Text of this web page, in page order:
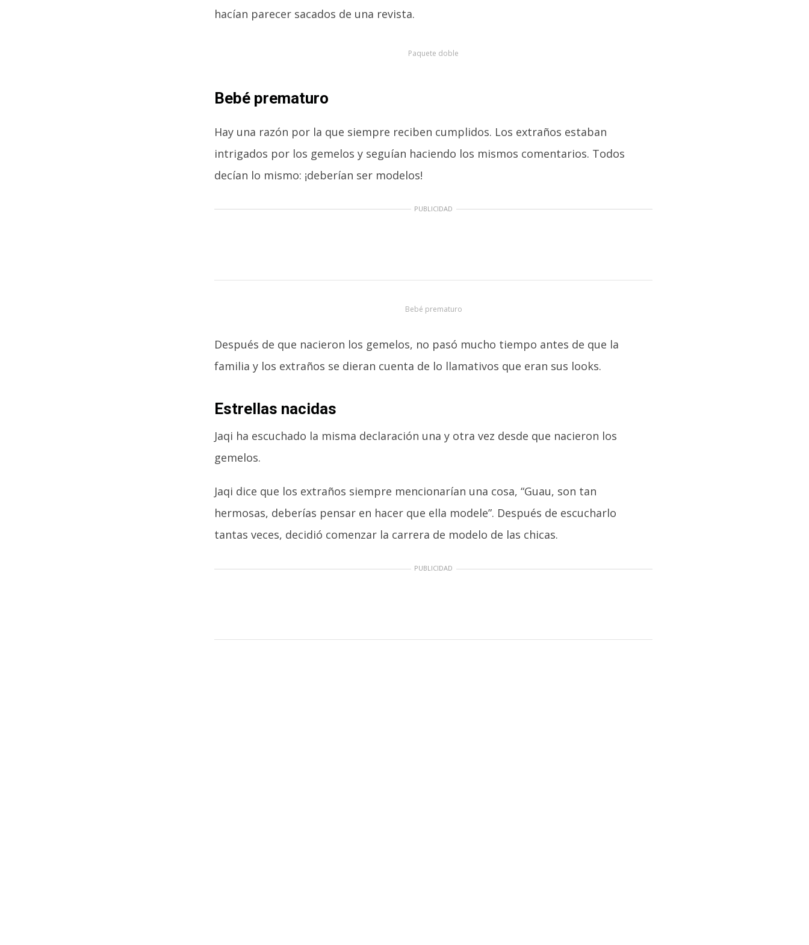
hacían parecer sacados de una revista.
Paquete doble
Bebé prematuro
Hay una razón por la que siempre reciben cumplidos. Los extraños estaban
intrigados por los gemelos y seguían haciendo los mismos comentarios. Todos
decían lo mismo: ¡deberían ser modelos!
PUBLICIDAD
Bebé prematuro
Después de que nacieron los gemelos, no pasó mucho tiempo antes de que la
familia y los extraños se dieran cuenta de lo llamativos que eran sus looks.
Estrellas nacidas
Jaqi ha escuchado la misma declaración una y otra vez desde que nacieron los
gemelos.
Jaqi dice que los extraños siempre mencionarían una cosa, “Guau, son tan
hermosas, deberías pensar en hacer que ella modele”. Después de escucharlo
tantas veces, decidió comenzar la carrera de modelo de las chicas.
PUBLICIDAD